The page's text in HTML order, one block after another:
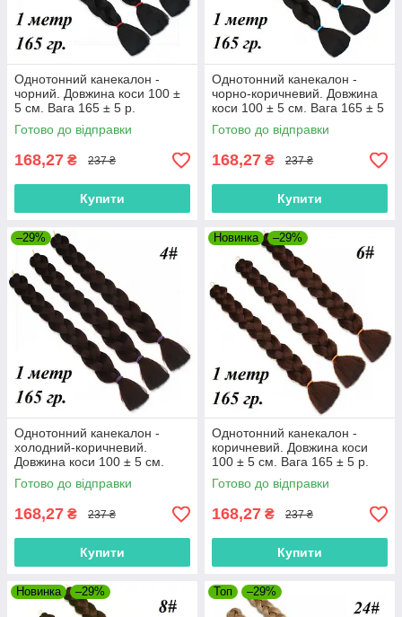
Однотонний канекалон -
чорний. Довжина коси 100 ±
5 см. Вага 165 ± 5 р.
Термостійкий. 1#100
Готово до відправки
168,27 ₴ 237 ₴
Купити
Однотонний канекалон -
чорно-коричневий. Довжина
коси 100 ± 5 см. Вага 165 ± 5
р. #Термостійкий. 2#100
Готово до відправки
168,27 ₴ 237 ₴
Купити
–29%
Однотонний канекалон -
холодний-коричневий.
Довжина коси 100 ± 5 см.
Вага 165 ± 5 р. Термостійкий.
4#100
Готово до відправки
168,27 ₴ 237 ₴
Купити
Новинка –29%
Однотонний канекалон -
коричневий. Довжина коси
100 ± 5 см. Вага 165 ± 5 р.
Термостійкий. 6#100
Готово до відправки
168,27 ₴ 237 ₴
Купити
Новинка –29% Топ –29%